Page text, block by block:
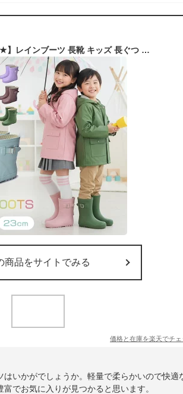
【楽天スーパーSALE★】レインブーツ 長靴 キッズ 長ぐつ 男の子 女の子 こども 子供用 ジュニア 17cm 18cm 19cm 20cm 21cm 22cm 23cm レインシューズ 雨 雪 通園 通学 新学期 柔らかい 歩きやすい 軽い 軽量 滑りにくい 無地 ケンケンパ|slz|
商品をサイトでみる
価格と在庫を楽天でチェ
いかがでしょうか。軽量で柔らかいので快適
でお気に入りが見つかると思います。